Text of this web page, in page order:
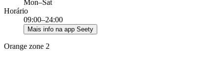
Mon–Sat
Horário
09:00–24:00
Mais info na app Seety
Orange zone 2